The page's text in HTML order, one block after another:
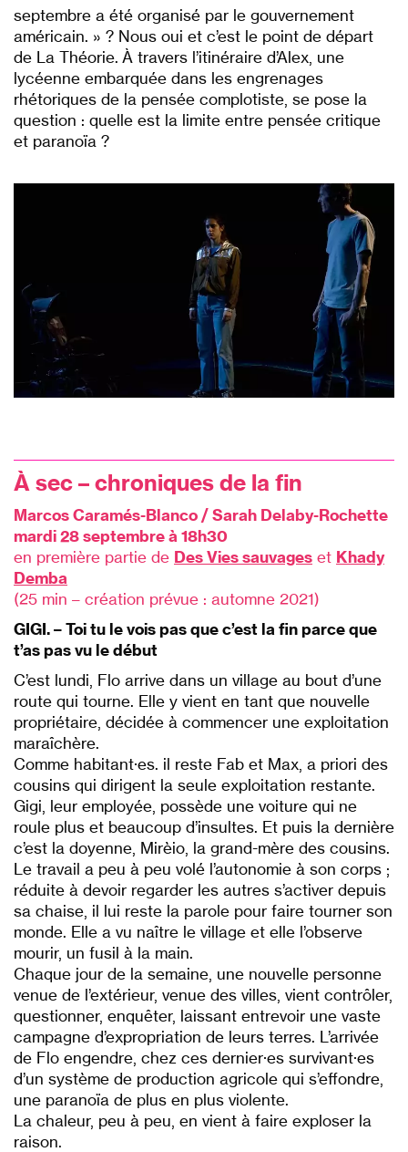
septembre a été organisé par le gouvernement
américain. » ? Nous oui et c’est le point de départ
de La Théorie. À travers l’itinéraire d’Alex, une
lycéenne embarquée dans les engrenages
rhétoriques de la pensée complotiste, se pose la
question : quelle est la limite entre pensée critique
et paranoïa ?
À sec – chroniques de la fin
Marcos Caramés-Blanco / Sarah Delaby-Rochette
mardi 28 septembre à 18h30
en première partie de Des Vies sauvages et Khady
Demba
(25 min – création prévue : automne 2021)
GIGI. – Toi tu le vois pas que c’est la fin parce que
t’as pas vu le début
C’est lundi, Flo arrive dans un village au bout d’une
route qui tourne. Elle y vient en tant que nouvelle
propriétaire, décidée à commencer une exploitation
maraîchère.
Comme habitant·es. il reste Fab et Max, a priori des
cousins qui dirigent la seule exploitation restante.
Gigi, leur employée, possède une voiture qui ne
roule plus et beaucoup d’insultes. Et puis la dernière
c’est la doyenne, Mirèio, la grand-mère des cousins.
Le travail a peu à peu volé l’autonomie à son corps ;
réduite à devoir regarder les autres s’activer depuis
sa chaise, il lui reste la parole pour faire tourner son
monde. Elle a vu naître le village et elle l’observe
mourir, un fusil à la main.
Chaque jour de la semaine, une nouvelle personne
venue de l’extérieur, venue des villes, vient contrôler,
questionner, enquêter, laissant entrevoir une vaste
campagne d’expropriation de leurs terres. L’arrivée
de Flo engendre, chez ces dernier·es survivant·es
d’un système de production agricole qui s’effondre,
une paranoïa de plus en plus violente.
La chaleur, peu à peu, en vient à faire exploser la
raison.